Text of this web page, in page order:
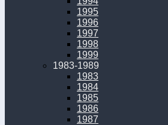
1995
1996
1997
1998
1999
1983-1989
1983
1984
1985
1986
1987